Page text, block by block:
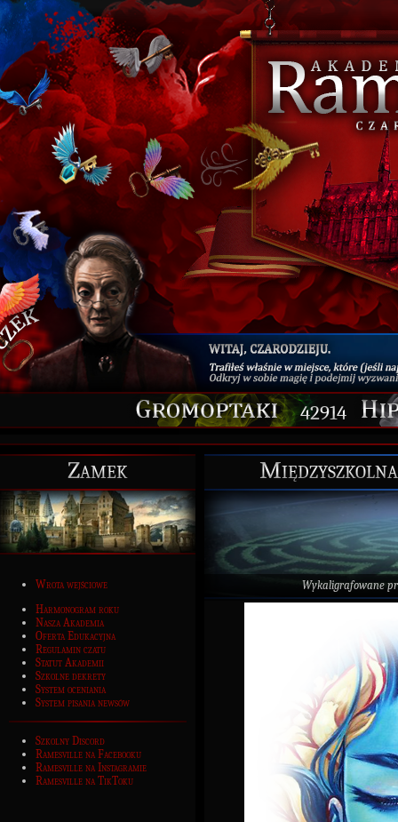
42914
Zamek
Wrota wejściowe
Harmonogram roku
Nasza Akademia
Oferta Edukacyjna
Regulamin czatu
Statut Akademii
Szkolne dekrety
System oceniania
System pisania newsów
Szkolny Discord
Ramesville na Facebooku
Ramesville na Instagramie
Ramesville na TikToku
Wykaligrafowane